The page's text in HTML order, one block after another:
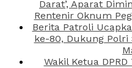
Darat’, Aparat
Rentenir Oknum
Berita Patroli
ke-80, Dukung Polri
Wakil Ketua